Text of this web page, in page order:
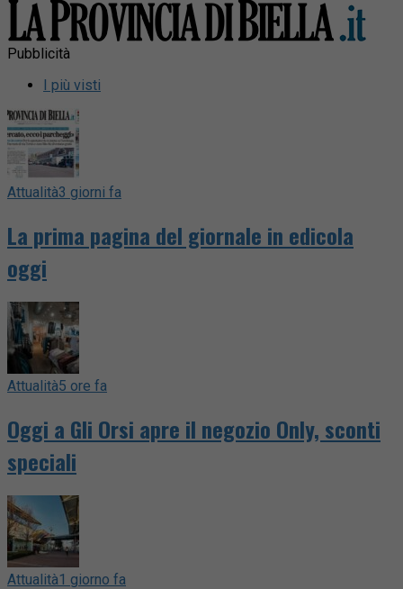
Pubblicità
I più visti
Attualità3 giorni fa
La prima pagina del giornale in edicola
oggi
Attualità5 ore fa
Oggi a Gli Orsi apre il negozio Only, sconti
speciali
Attualità1 giorno fa